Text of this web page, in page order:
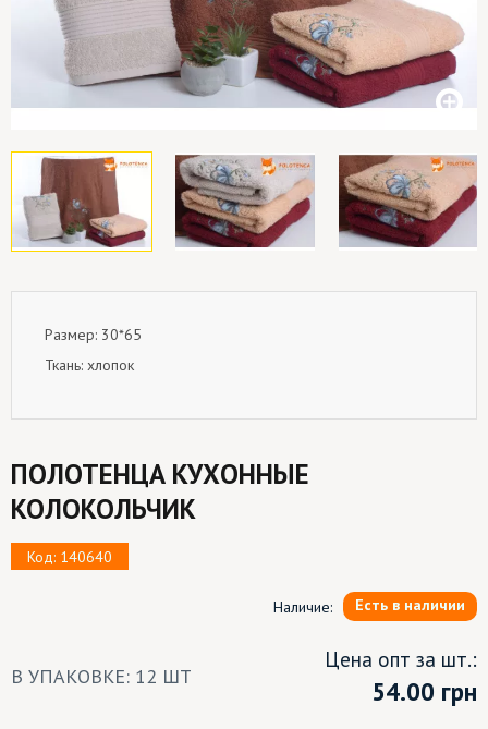
Размер: 30*65
Ткань: хлопок
ПОЛОТЕНЦА КУХОННЫЕ
КОЛОКОЛЬЧИК
Код: 140640
Наличие: Есть в наличии
В УПАКОВКЕ: 12 ШТ
Цена опт за шт.:
54.00 грн